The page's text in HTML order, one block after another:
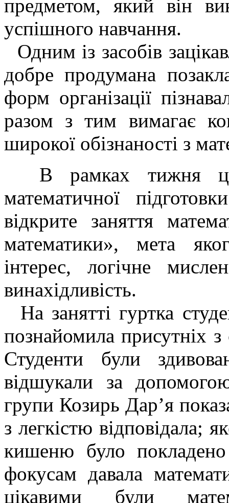
предметом, який він
успішного навчання.
Одним із засобів
добре продумана
форм організації
разом з тим вимагає
широкої обізнаності з
В рамках тижня
математичної
відкрите заняття
математики», мета
інтерес, логічне
винахідливість.
На занятті гуртка
познайомила присутніх
Студенти були
відшукали за
групи Козирь Дар’я
з легкістю відповідала;
кишеню було
фокусам давала
цікавими були